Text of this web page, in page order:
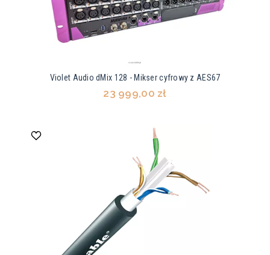
Violet Audio dMix 128 - Mikser cyfrowy z AES67
23 999,00 zł